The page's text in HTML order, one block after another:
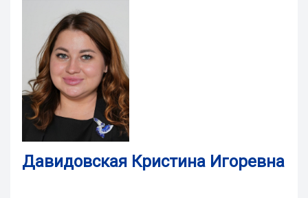
Давидовская Кристина Игоревна